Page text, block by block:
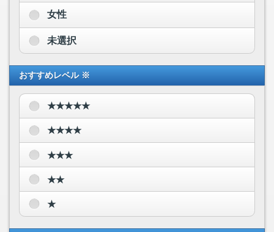
女性
未選択
おすすめレベル ※
★★★★★
★★★★
★★★
★★
★